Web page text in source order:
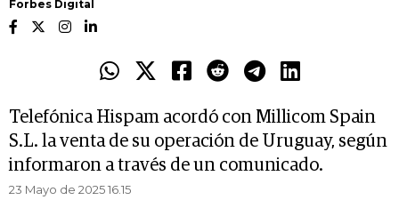
Forbes Digital
Telefónica Hispam acordó con Millicom Spain
S.L. la venta de su operación de Uruguay, según
informaron a través de un comunicado.
23 Mayo de 2025 16.15